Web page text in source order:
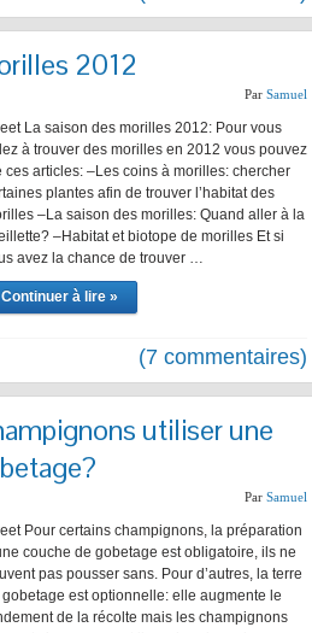
2012
Par Samuel
La saison des morilles 2012: Pour vous
à trouver des morilles en 2012 vous pouvez
ces articles: –Les coins à morilles: chercher
plantes afin de trouver l’habitat des
–La saison des morilles: Quand aller à la
–Habitat et biotope de morilles Et si
avez la chance de trouver …
Continuer à lire »
(7 commentaires)
utiliser une
Par Samuel
Pour certains champignons, la préparation
couche de gobetage est obligatoire, ils ne
pas pousser sans. Pour d’autres, la terre
est optionnelle: elle augmente le
de la récolte mais les champignons